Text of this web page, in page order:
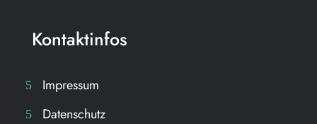
Kontaktinfos
Impressum
Datenschutz